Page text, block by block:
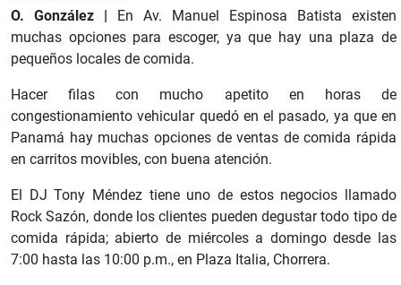
O. González | En Av. Manuel Espinosa Batista existen
muchas opciones para escoger, ya que hay una plaza de
pequeños locales de comida.
Hacer filas con mucho apetito en horas de
congestionamiento vehicular quedó en el pasado, ya que en
Panamá hay muchas opciones de ventas de comida rápida
en carritos movibles, con buena atención.
El DJ Tony Méndez tiene uno de estos negocios llamado
Rock Sazón, donde los clientes pueden degustar todo tipo de
comida rápida; abierto de miércoles a domingo desde las
7:00 hasta las 10:00 p.m., en Plaza Italia, Chorrera.